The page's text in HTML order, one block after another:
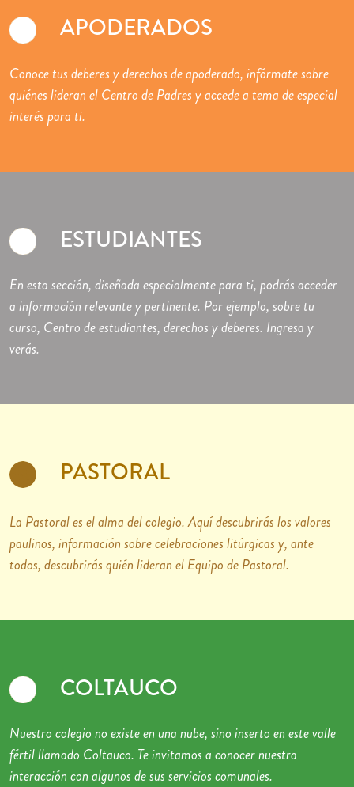
APODERADOS
Conoce tus deberes y derechos de apoderado, infórmate sobre
quiénes lideran el Centro de Padres y accede a tema de especial
interés para ti.
ESTUDIANTES
En esta sección, diseñada especialmente para ti, podrás acceder
a información relevante y pertinente. Por ejemplo, sobre tu
curso, Centro de estudiantes, derechos y deberes. Ingresa y
verás.
PASTORAL
La Pastoral es el alma del colegio. Aquí descubrirás los valores
paulinos, información sobre celebraciones litúrgicas y, ante
todos, descubrirás quién lideran el Equipo de Pastoral.
COLTAUCO
Nuestro colegio no existe en una nube, sino inserto en este valle
fértil llamado Coltauco. Te invitamos a conocer nuestra
interacción con algunos de sus servicios comunales.